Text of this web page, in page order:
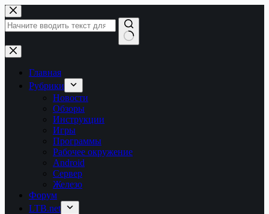
Перейти
к
сути
Ничего
не
найденоГлавная
Рубрики
Новости
Обзоры
Инструкции
Игры
Программы
Рабочее окружение
Android
Сервер
Железо
Форум
LTB.net